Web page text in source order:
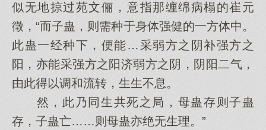
似无地掠过苑文俪，意指那缠绵病榻的崔元
徵，“而子蛊，则需种于身体强健的一方体中。
此蛊一经种下，便能…采弱方之阴补强方之
阳，亦能采强方之阳济弱方之阴，阴阳二气，
由此得以调和流转，生生不息。
然，此乃同生共死之局，母蛊存则子蛊
存，子蛊亡……则母蛊亦绝无生理。”